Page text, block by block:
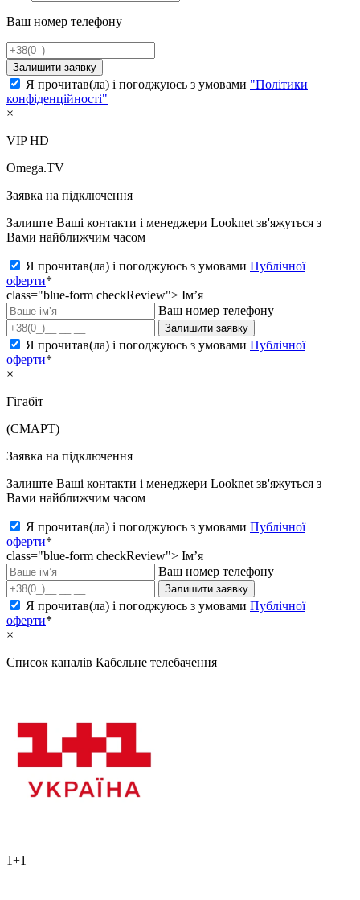
Ваш номер телефону
Залишити заявку
Я прочитав(ла) і погоджуюсь з умовами "Політики
конфіденційності"
×
VIP HD
Omega.TV
Заявка на підключення
Залиште Ваші контакти і менеджери Looknet зв'яжуться з
Вами найближчим часом
Я прочитав(ла) і погоджуюсь з умовами Публічної
оферти*
class="blue-form checkReview"> Ім’я
Ваш номер телефону
Залишити заявку
Я прочитав(ла) і погоджуюсь з умовами Публічної
оферти*
×
Гігабіт
(СМАРТ)
Заявка на підключення
Залиште Ваші контакти і менеджери Looknet зв'яжуться з
Вами найближчим часом
Я прочитав(ла) і погоджуюсь з умовами Публічної
оферти*
class="blue-form checkReview"> Ім’я
Ваш номер телефону
Залишити заявку
Я прочитав(ла) і погоджуюсь з умовами Публічної
оферти*
×
Список каналів Кабельне телебачення
1+1